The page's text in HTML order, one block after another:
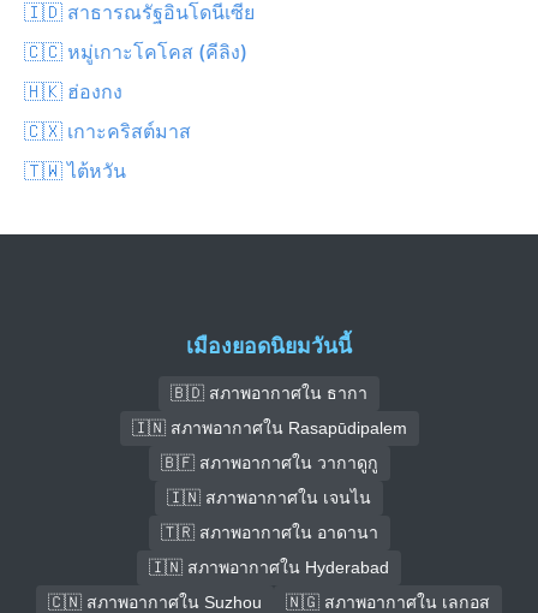
🇮🇩 สาธารณรัฐอินโดนีเซีย
🇨🇨 หมู่เกาะโคโคส (คีลิง)
🇭🇰 ฮ่องกง
🇨🇽 เกาะคริสต์มาส
🇹🇼 ไต้หวัน
เมืองยอดนิยมวันนี้
🇧🇩 สภาพอากาศใน ธากา
🇮🇳 สภาพอากาศใน Rasapūdipalem
🇧🇫 สภาพอากาศใน วากาดูกู
🇮🇳 สภาพอากาศใน เจนไน
🇹🇷 สภาพอากาศใน อาดานา
🇮🇳 สภาพอากาศใน Hyderabad
🇨🇳 สภาพอากาศใน Suzhou
🇳🇬 สภาพอากาศใน เลกอส